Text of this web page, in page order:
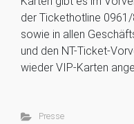
der Tickethotline
sowie in allen
und den NT-Ticket-
wieder VIP-Karten
Presse